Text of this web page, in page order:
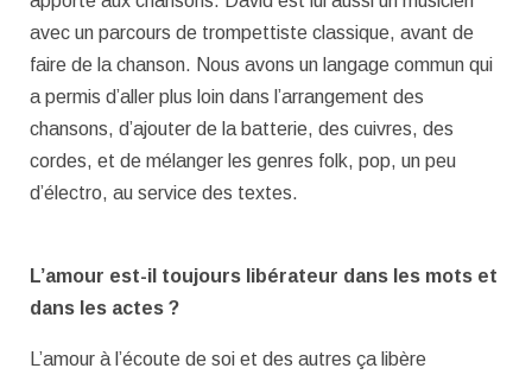
avec un parcours de trompettiste classique, avant de
faire de la chanson. Nous avons un langage commun qui
a permis d’aller plus loin dans l’arrangement des
chansons, d’ajouter de la batterie, des cuivres, des
cordes, et de mélanger les genres folk, pop, un peu
d’électro, au service des textes.
L’amour est-il toujours libérateur dans les mots et
dans les actes ?
L’amour à l’écoute de soi et des autres ça libère